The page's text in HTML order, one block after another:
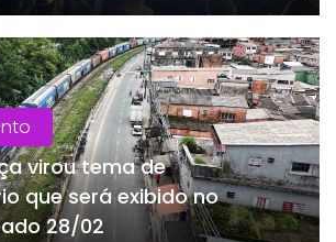
virou tema de
que será exibido no
28/02